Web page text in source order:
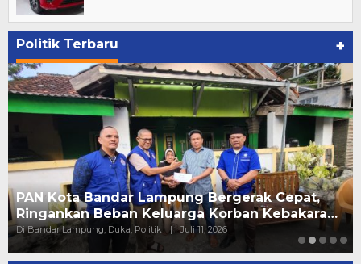
Politik Terbaru +
PAN Kota Bandar Lampung Bergerak Cepat,
Ringankan Beban Keluarga Korban Kebakara…
Di Bandar Lampung, Duka, Politik | Juli 11, 2026